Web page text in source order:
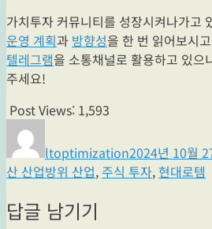
가치투자 커뮤니티를 성장시켜나가고
운영 계획과 방향성을 한 번 읽어보시
텔레그램을 소통채널로 활용하고 있으
주세요!
Post Views: 1,593
쓴
이
ltoptimization성
일
자
2024년 10월
산 산업태
방위 산업,주식 투자, 현대로템
답글 남기기